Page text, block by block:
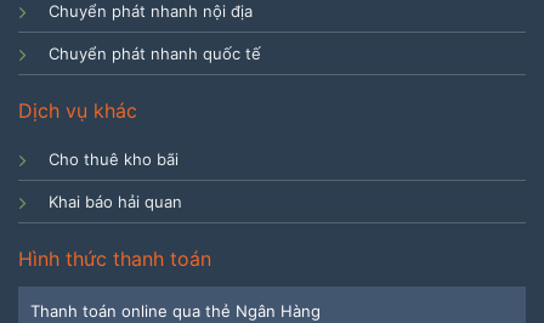
Chuyển phát nhanh nội địa
Chuyển phát nhanh quốc tế
Dịch vụ khác
Cho thuê kho bãi
Khai báo hải quan
Hình thức thanh toán
Thanh toán online qua thẻ Ngân Hàng